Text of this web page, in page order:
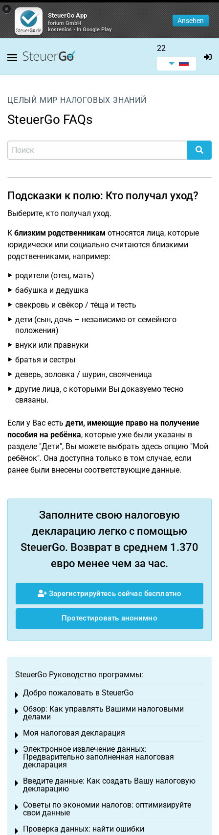
×
SteuerGo App
forium GmbH
kostenlos - In Google Play
Ansehen
22
ЦЕЛЫЙ МИР НАЛОГОВЫХ ЗНАНИЙ
SteuerGo FAQs
Подсказки к полю: Кто получал уход?
Выберите, кто получал уход.
К близким родственникам относятся лица, которые
юридически или социально считаются близкими
родственниками, например:
родители (отец, мать)
бабушка и дедушка
свекровь и свёкор / тёща и тесть
дети (сын, дочь – независимо от семейного
положения)
внуки или правнуки
братья и сестры
деверь, золовка / шурин, свояченица
другие лица, с которыми Вы доказуемо тесно
связаны.
Если у Вас есть дети, имеющие право на получение
пособия на ребёнка, которые уже были указаны в
разделе "Дети", Вы можете выбрать здесь опцию "Мой
ребёнок". Она доступна только в том случае, если
ранее были внесены соответствующие данные.
Заполните свою налоговую
декларацию легко с помощью
SteuerGo. Возврат в среднем 1.370
евро менее чем за час.
Зарегистрируйтесь сейчас бесплатно
Протестировать анонимно
SteuerGo Руководство программы:
Добро пожаловать в SteuerGo
Toggle menu
Обзор: Как управлять Вашими налоговыми
делами
Toggle menu
Моя налоговая декларация
Toggle menu
Электронное извлечение данных:
Предварительно заполненная налоговая
декларация
Toggle menu
Введите данные: Как создать Вашу налоговую
декларацию
Toggle menu
Советы по экономии налогов: оптимизируйте
свои данные
Toggle menu
Проверка данных: найти ошибки
Toggle menu